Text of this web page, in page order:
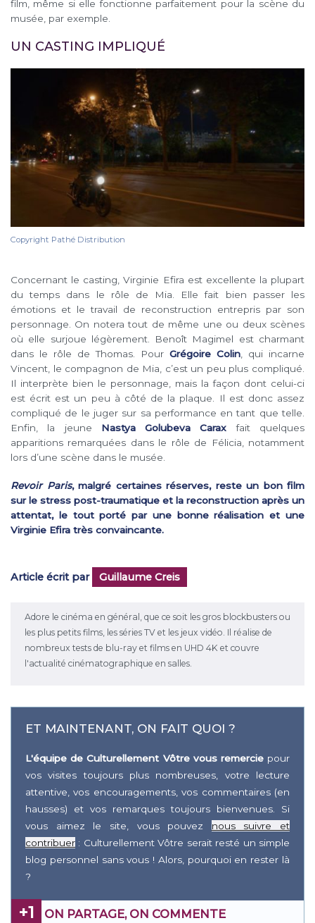
film, même si elle fonctionne parfaitement pour la scène du
musée, par exemple.
UN CASTING IMPLIQUÉ
Copyright Pathé Distribution
Concernant le casting, Virginie Efira est excellente la plupart
du temps dans le rôle de Mia. Elle fait bien passer les
émotions et le travail de reconstruction entrepris par son
personnage. On notera tout de même une ou deux scènes
où elle surjoue légèrement. Benoît Magimel est charmant
dans le rôle de Thomas. Pour Grégoire Colin, qui incarne
Vincent, le compagnon de Mia, c’est un peu plus compliqué.
Il interprète bien le personnage, mais la façon dont celui-ci
est écrit est un peu à côté de la plaque. Il est donc assez
compliqué de le juger sur sa performance en tant que telle.
Enfin, la jeune Nastya Golubeva Carax fait quelques
apparitions remarquées dans le rôle de Félicia, notamment
lors d’une scène dans le musée.
Revoir Paris, malgré certaines réserves, reste un bon film
sur le stress post-traumatique et la reconstruction après un
attentat, le tout porté par une bonne réalisation et une
Virginie Efira très convaincante.
Article écrit par Guillaume Creis
Adore le cinéma en général, que ce soit les gros blockbusters ou
les plus petits films, les séries TV et les jeux vidéo. Il réalise de
nombreux tests de blu-ray et films en UHD 4K et couvre
l'actualité cinématographique en salles.
ET MAINTENANT, ON FAIT QUOI ?
L'équipe de Culturellement Vôtre vous remerciepour
vos visites toujours plus nombreuses, votre lecture
attentive, vos encouragements, vos commentaires (en
hausses) et vos remarques toujours bienvenues. Si
vous aimez le site, vous pouvez nous suivre et
contribuer : Culturellement Vôtre serait resté un simple
blog personnel sans vous ! Alors, pourquoi en rester là
?
+1 ON PARTAGE, ON COMMENTE